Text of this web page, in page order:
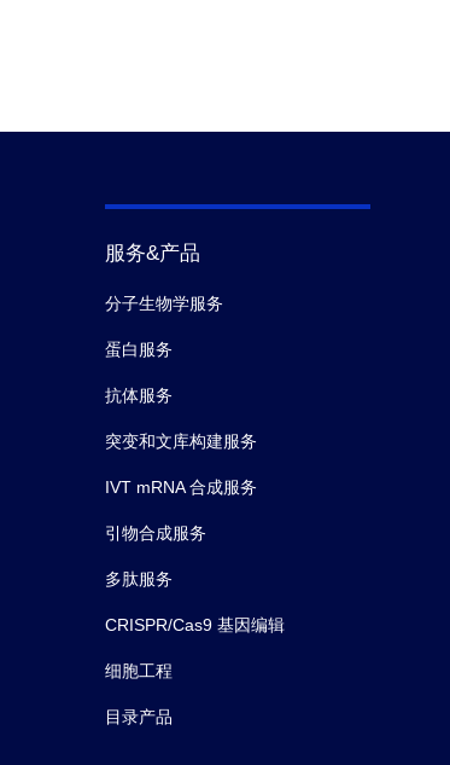
服务&产品
分子生物学服务
蛋白服务
抗体服务
突变和文库构建服务
IVT mRNA 合成服务
引物合成服务
多肽服务
CRISPR/Cas9 基因编辑
细胞工程
目录产品